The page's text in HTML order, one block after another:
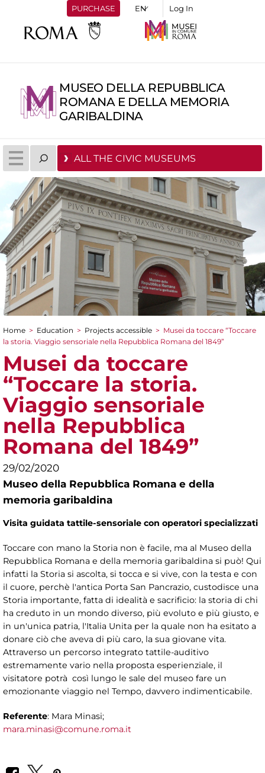
PURCHASE Log In
MUSEO DELLA REPUBBLICA
ROMANA E DELLA MEMORIA
GARIBALDINA
ALL THE CIVIC MUSEUMS
You are here
Home > Education > Projects accessible > Musei da toccare “Toccare
la storia. Viaggio sensoriale nella Repubblica Romana del 1849”
Musei da toccare
“Toccare la storia.
Viaggio sensoriale
nella Repubblica
Romana del 1849”
29/02/2020
Museo della Repubblica Romana e della
memoria garibaldina
Visita guidata tattile-sensoriale con operatori specializzati
Toccare con mano la Storia non è facile, ma al Museo della
Repubblica Romana e della memoria garibaldina si può! Qui
infatti la Storia si ascolta, si tocca e si vive, con la testa e con
il cuore, perchè l'antica Porta San Pancrazio, custodisce una
Storia importante, fatta di idealità e sacrificio: la storia di chi
ha creduto in un mondo diverso, più evoluto e più giusto, e
in un'unica patria, l'Italia Unita per la quale non ha esitato a
donare ciò che aveva di più caro, la sua giovane vita.
Attraverso un percorso integrato tattile-auditivo
estremamente vario nella proposta esperienziale, il
visitatore potrà così lungo le sale del museo fare un
emozionante viaggio nel Tempo, davvero indimenticabile.
Referente: Mara Minasi;
mara.minasi@comune.roma.it